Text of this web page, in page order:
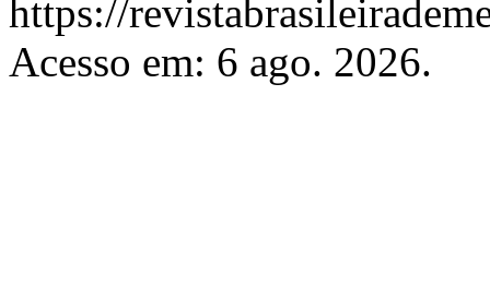
https://
Acesso em: 6 ago. 2026.